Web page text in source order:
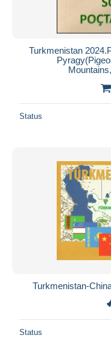
Turkmenistan
Status
Turkmenistan-
Status